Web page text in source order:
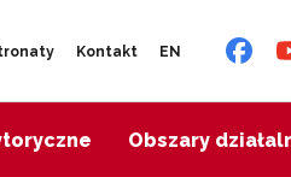
Kontakt EN
Obszary